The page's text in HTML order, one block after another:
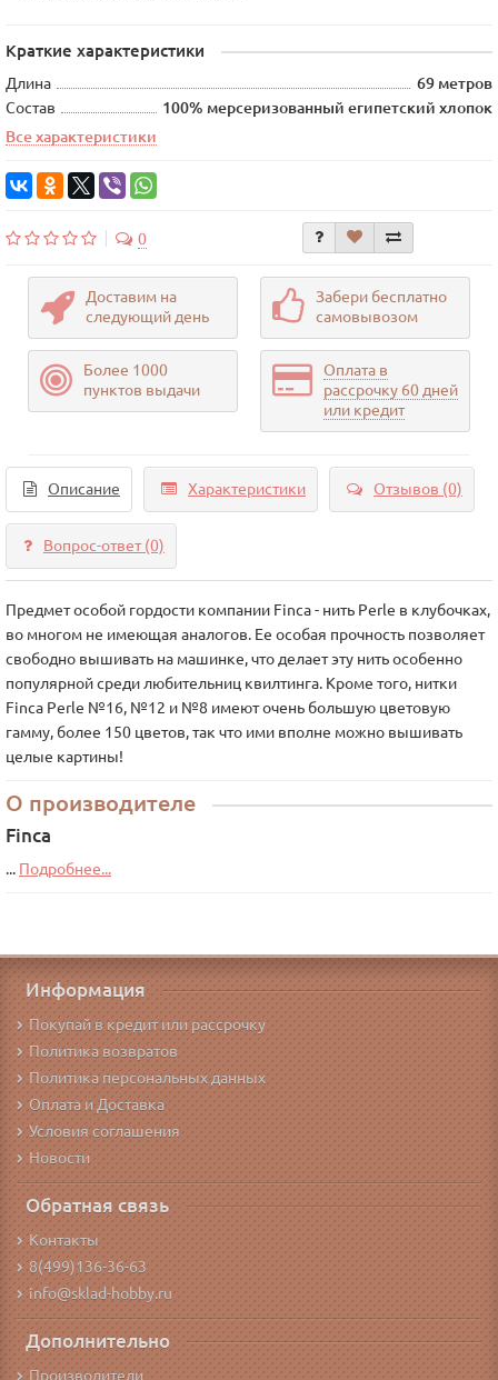
Краткие характеристики
Длина
69 метров
Состав
100% мерсеризованный египетский хлопок
Все характеристики
0
Доставим на
следующий день
Забери бесплатно
самовывозом
Более 1000
пунктов выдачи
Оплата в
рассрочку 60 дней
или кредит
Описание Характеристики Отзывов (0)
Вопрос-ответ(0)
Предмет особой гордости компании Finca - нить Perle в клубочках,
во многом не имеющая аналогов. Ее особая прочность позволяет
свободно вышивать на машинке, что делает эту нить особенно
популярной среди любительниц квилтинга. Кроме того, нитки
Finca Perle №16, №12 и №8 имеют очень большую цветовую
гамму, более 150 цветов, так что ими вполне можно вышивать
целые картины!
О производителе
Finca
... Подробнее...
Информация
Покупай в кредит или рассрочку
Политика возвратов
Политика персональных данных
Оплата и Доставка
Условия соглашения
Новости
Обратная связь
Контакты
8(499)136-36-63
info@sklad-hobby.ru
Дополнительно
Производители